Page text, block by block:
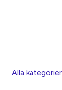
Alla kategorier